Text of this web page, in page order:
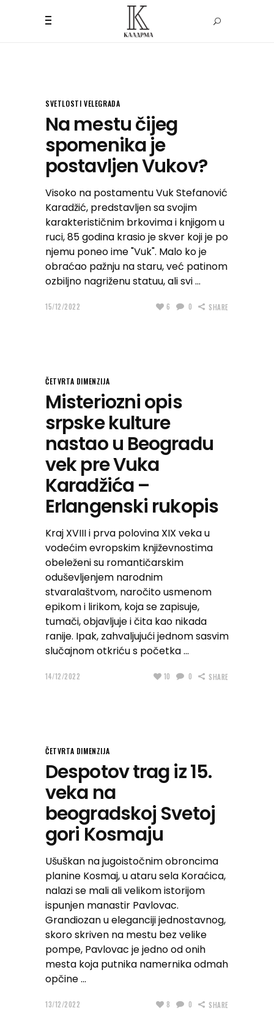
SVETLOSTI VELEGRADA
Na mestu čijeg
spomenika je
postavljen Vukov?
Visoko na postamentu Vuk Stefanović
Karadžić, predstavljen sa svojim
karakterističnim brkovima i knjigom u
ruci, 85 godina krasio je skver koji je po
njemu poneo ime "Vuk". Malo ko je
obraćao pažnju na staru, već patinom
ozbiljno nagriženu statuu, ali svi
15/12/2022 6 0 SHARE
ČETVRTA DIMENZIJA
Misteriozni opis
srpske kulture
nastao u Beogradu
vek pre Vuka
Karadžića –
Erlangenski rukopis
Kraj XVIII i prva polovina XIX veka u
vodećim evropskim književnostima
obeleženi su romantičarskim
oduševljenjem narodnim
stvaralaštvom, naročito usmenom
epikom i lirikom, koja se zapisuje,
tumači, objavljuje i čita kao nikada
ranije. Ipak, zahvaljujući jednom sasvim
slučajnom otkriću s početka
14/12/2022 10 0 SHARE
ČETVRTA DIMENZIJA
Despotov trag iz 15.
veka na
beogradskoj Svetoj
gori Kosmaju
Ušuškan na jugoistočnim obroncima
planine Kosmaj, u ataru sela Koraćica,
nalazi se mali ali velikom istorijom
ispunjen manastir Pavlovac.
Grandiozan u eleganciji jednostavnog,
skoro skriven na mestu bez velike
pompe, Pavlovac je jedno od onih
mesta koja putnika namernika odmah
opčine
13/12/2022 8 0 SHARE